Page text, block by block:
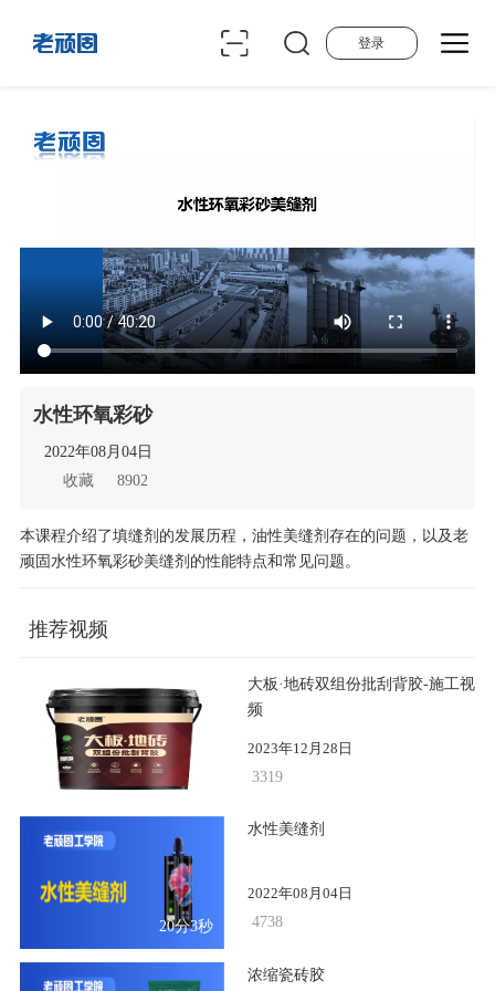
登录
水性环氧彩砂
2022年08月04日
收藏
8902
本课程介绍了填缝剂的发展历程，油性美缝剂存在的问题，以及老
顽固水性环氧彩砂美缝剂的性能特点和常见问题。
推荐视频
大板·地砖双组份批刮背胶-施工视
频
2023年12月28日
3319
20分3秒
水性美缝剂
2022年08月04日
4738
浓缩瓷砖胶